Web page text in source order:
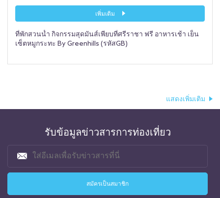
เพิ่มเติม
ที่พักสวนน้ำ กิจกรรมสุดมันส์เพียบที่ศรีราชา ฟรี อาหารเช้า เย็น
เซ็ตหมูกระทะ By Greenhills (รหัสGB)
แสดงเพิ่มเติม
รับข้อมูลข่าวสารการท่องเที่ยว